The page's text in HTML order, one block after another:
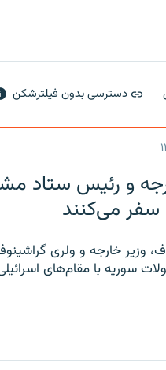
دسترسی بدون فیلترشکن
و رئیس‌ ستاد
سفر می‌کنند
وزیر خارجه و ولری
سوریه با مقام‌های